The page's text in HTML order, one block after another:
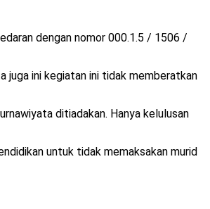
dengan nomor 000.1.5 / 1506 /
juga ini kegiatan ini tidak memberatkan
ditiadakan. Hanya kelulusan
untuk tidak memaksakan murid